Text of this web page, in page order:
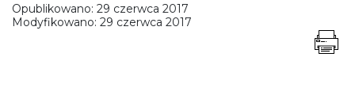
Opublikowano: 29 czerwca 2017
Modyfikowano: 29 czerwca 2017